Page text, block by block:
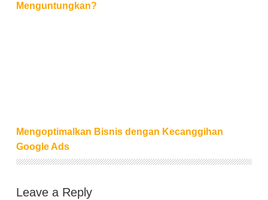
Menguntungkan?
Mengoptimalkan Bisnis dengan Kecanggihan
Google Ads
Leave a Reply